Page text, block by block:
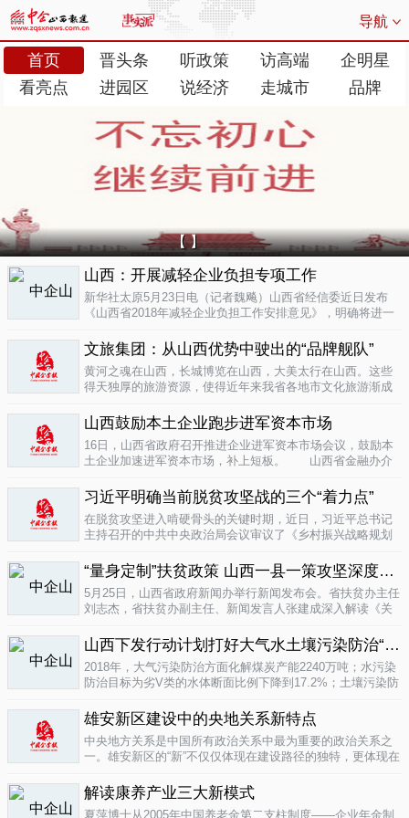
导航
首页 晋头条 听政策 访高端
企明星
看亮点
进园区 说经济 走城市 品牌
【 】
山西：开展减轻企业负担专项工作
新华社太原5月23日电（记者魏飚）山西省经信委近日发布
《山西省2018年减轻企业负担工作安排意见》，明确将进一
大对涉企乱收...
文旅集团：从山西优势中驶出的“品牌舰队”
黄河之魂在山西，长城博览在山西，大美太行在山西。这些
得天独厚的旅游资源，使得近年来我省各地市文化旅游渐成
业培育成...
山西鼓励本土企业跑步进军资本市场
16日，山西省政府召开推进企业进军资本市场会议，鼓励本
土企业加速进军资本市场，补上短板。 山西省金融办介
习近平明确当前脱贫攻坚战的三个“着力点”
在脱贫攻坚进入啃硬骨头的关键时期，近日，习近平总书记
主持召开的中共中央政治局会议审议了《乡村振兴战略规划
见》。...
“量身定制”扶贫政策 山西一县一策攻坚深度贫困
5月25日，山西省政府新闻办举行新闻发布会。省扶贫办主任
刘志杰，省扶贫办副主任、新闻发言人张建成深入解读《关
问。据了解...
04-12
山西下发行动计划打好大气水土壤污染防治“三战役”
2018年，大气污染防治方面化解煤炭产能2240万吨；水污染
防治目标为劣V类的水体断面比例下降到17.2%；土壤污染防
记者从山...
雄安新区建设中的央地关系新特点
中央地方关系是中国所有政治关系中最为重要的政治关系之
一。雄安新区的“新”不仅仅体现在建设路径的独特，更体现在
解读康养产业三大新模式
夏萍博士从2005年中国养老金第二支柱制度——企业年金制